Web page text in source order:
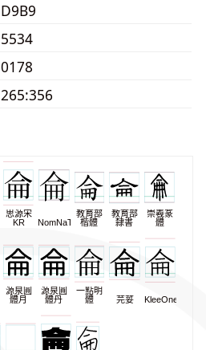
D9B9
5534
0178
265:356
思源宋
KR
NomNaTong
教育部
楷體
教育部
隸書
崇羲篆
體
源泉圓
體月
源泉圓
體丹
一點明
體
芫荽 KleeOne